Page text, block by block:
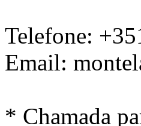
Telefone:
Email:
* Chamada